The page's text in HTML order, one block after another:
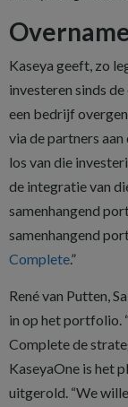
Kaseya geeft, zo
investeren sinds
een bedrijf
via de partners
los van die
de integratie van
samenhangend
samenhangend
Complete.”
René van Putten,
in op het portfolio.
Complete de
KaseyaOne is het
uitgerold. “We